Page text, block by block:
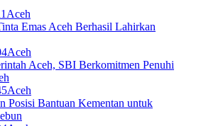
Aceh
Emas Aceh Berhasil Lahirkan
Aceh
Aceh, SBI Berkomitmen Penuhi
Aceh
Posisi Bantuan Kementan untuk